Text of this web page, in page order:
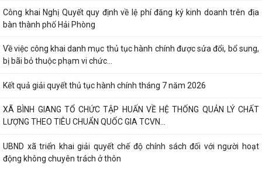
Công khai Nghị Quyết quy định về lệ phí đăng ký kinh doanh trên địa
bàn thành phố Hải Phòng
Về việc công khai danh mục thủ tục hành chính được sửa đổi, bổ sung,
bị bãi bỏ thuộc phạm vi chức...
Kết quả giải quyết thủ tục hành chính tháng 7 năm 2026
XÃ BÌNH GIANG TỔ CHỨC TẬP HUẤN VỀ HỆ THỐNG QUẢN LÝ CHẤT
LƯỢNG THEO TIÊU CHUẨN QUỐC GIA TCVN...
UBND xã triển khai giải quyết chế độ chính sách đối với người hoạt
động không chuyên trách ở thôn